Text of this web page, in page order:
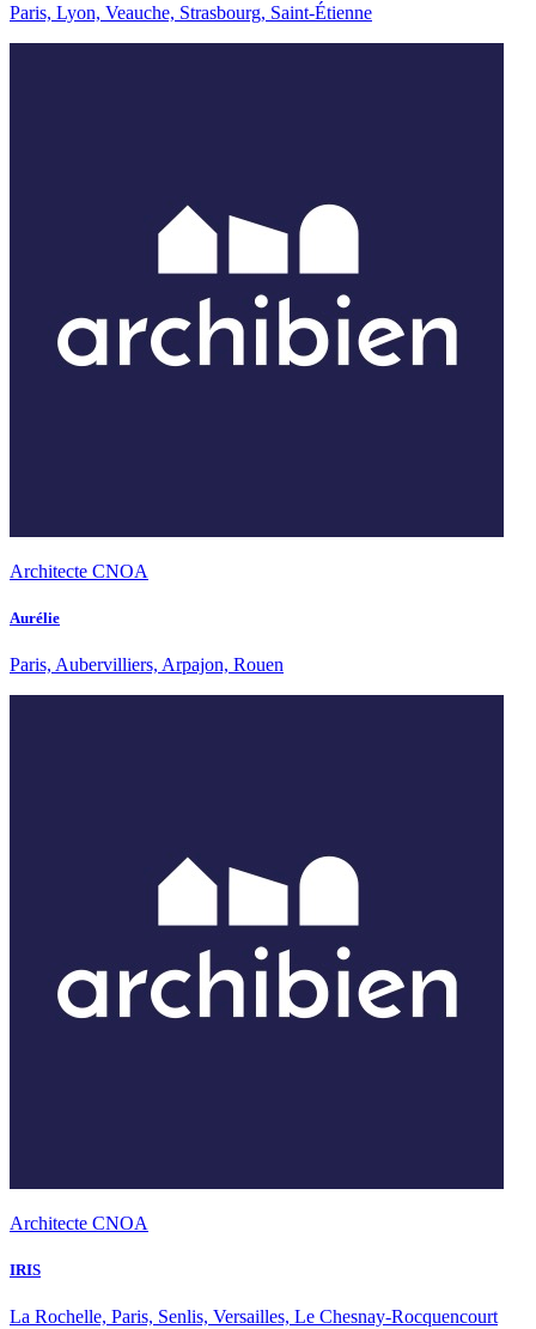
Paris, Lyon, Veauche, Strasbourg, Saint-Étienne
Architecte CNOA
Aurélie
Paris, Aubervilliers, Arpajon, Rouen
Architecte CNOA
IRIS
La Rochelle, Paris, Senlis, Versailles, Le Chesnay-Rocquencourt